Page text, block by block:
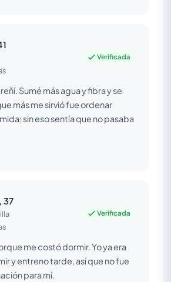
Verificada
Sumé más agua y fibra y se
más me sirvió fue ordenar
sin eso sentía que no pasaba
37
Verificada
me costó dormir. Yo ya era
y entreno tarde, así que no fue
para mí.